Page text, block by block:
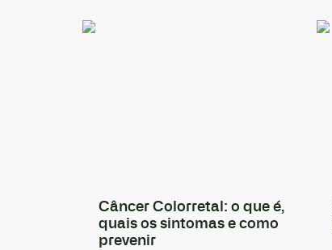
Câncer Colorretal: o que é,
quais os sintomas e como
prevenir